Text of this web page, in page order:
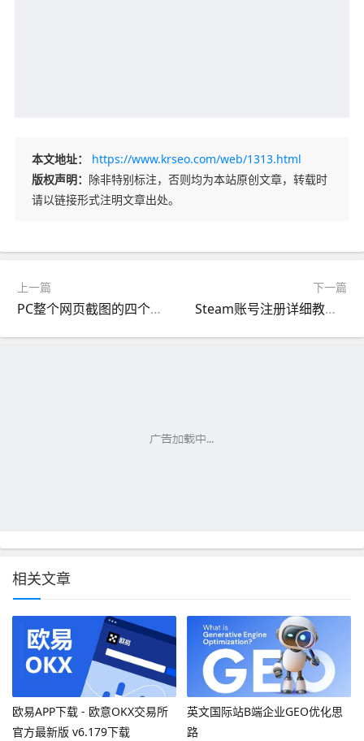
本文地址：
https://www.krseo.com/web/1313.html
版权声明： 除非特别标注，否则均为本站原创文章，转载时
请以链接形式注明文章出处。
上一篇
PC整个网页截图的四个方法（长网页截图工具分享）
下一篇
Steam账号注册详细教程（蒸汽游戏平台-2023图文）
相关文章
欧易APP下载 - 欧意OKX交易所
官方最新版 v6.179下载
英文国际站B端企业GEO优化思
路